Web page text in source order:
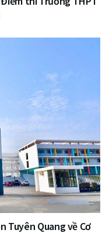
Tuyên Quang về Cơ